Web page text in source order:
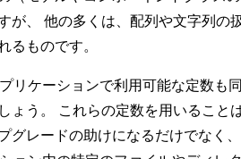
が、 他の多くは、配列や文字列の
るものです。
プリケーションで利用可能な定数も
ょう。 これらの定数を用いること
グレードの助けになるだけでなく、